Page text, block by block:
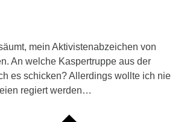
mein Aktivistenabzeichen von
An welche Kaspertruppe aus der
es schicken? Allerdings wollte ich nie
regiert werden…